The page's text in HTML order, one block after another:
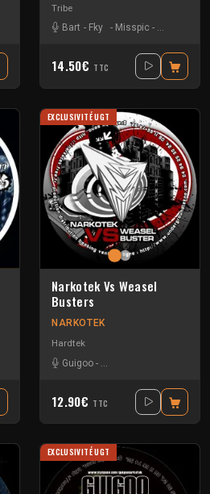
Tribe
Bart - Fky - Misspic - Vincent
14.50€ TTC
EXCLUSIVITÉ UGT
Narkotek Vs Weasel
Busters
NARKOTEK
Hardtek
Guigoo - Mat Weasel busters
12.90€ TTC
EXCLUSIVITÉ UGT